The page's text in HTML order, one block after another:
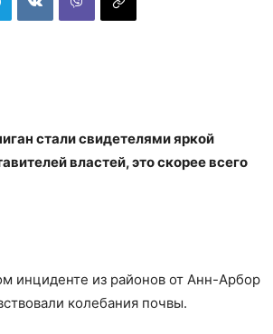
стали свидетелями яркой
властей, это скорее всего
инциденте из районов от Анн-Арбор
колебания почвы.